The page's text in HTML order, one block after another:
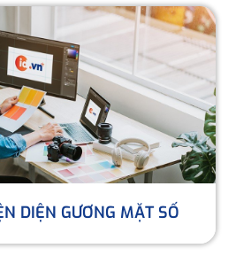
DIỆN GƯƠNG MẶT SỐ